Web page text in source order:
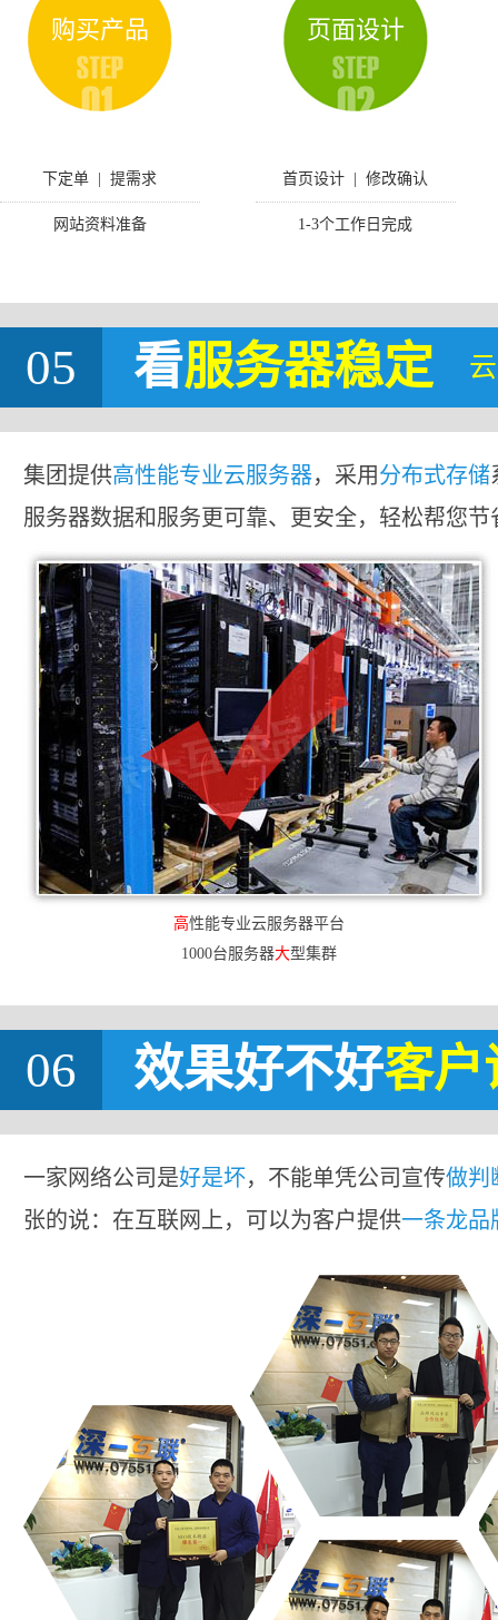
购买产品
下定单 | 提需求
网站资料准备
页面设计
首页设计 | 修改确认
1-3个工作日完成
05 看服务器稳定
集团提供高性能专业云服务器，采用分布式存储
服务器数据和服务更可靠、更安全，轻松帮您节
高性能专业云服务器平台
1000台服务器大型集群
06 效果好不好客户
一家网络公司是好是坏，不能单凭公司宣传做判
张的说：在互联网上，可以为客户提供一条龙品